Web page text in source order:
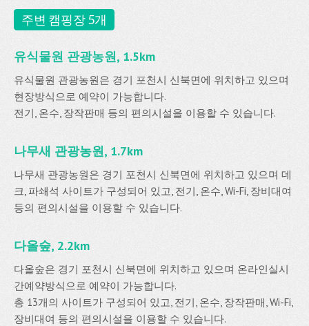
주변 캠핑장 5개
유식물원 관광농원, 1.5km
유식물원 관광농원은 경기 포천시 신북면에 위치하고 있으며
현장방식으로 예약이 가능합니다.
전기, 온수, 장작판매 등의 편의시설을 이용할 수 있습니다.
나무새 관광농원, 1.7km
나무새 관광농원은 경기 포천시 신북면에 위치하고 있으며 데
크, 파쇄석 사이트가 구성되어 있고, 전기, 온수, Wi-Fi, 장비대여
등의 편의시설을 이용할 수 있습니다.
다올숲, 2.2km
다올숲은 경기 포천시 신북면에 위치하고 있으며 온라인실시
간예약방식으로 예약이 가능합니다.
총 13개의 사이트가 구성되어 있고, 전기, 온수, 장작판매, Wi-Fi,
장비대여 등의 편의시설을 이용할 수 있습니다.